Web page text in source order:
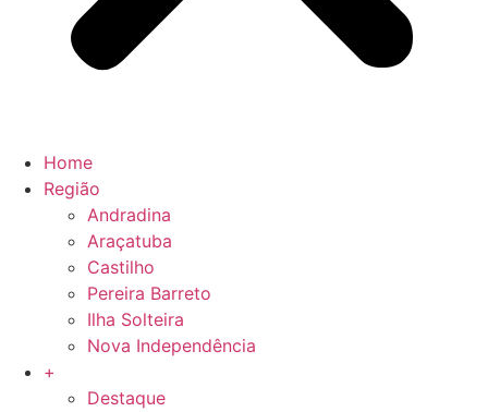
Home
Região
Andradina
Araçatuba
Castilho
Pereira Barreto
Ilha Solteira
Nova Independência
+
Destaque